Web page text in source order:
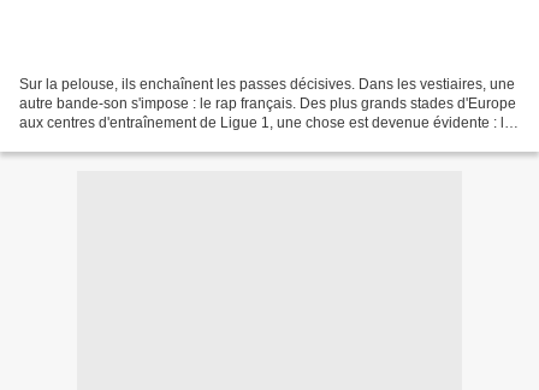
Sur la pelouse, ils enchaînent les passes décisives. Dans les vestiaires, une
autre bande-son s'impose : le rap français. Des plus grands stades d'Europe
aux centres d'entraînement de Ligue 1, une chose est devenue évidente : le